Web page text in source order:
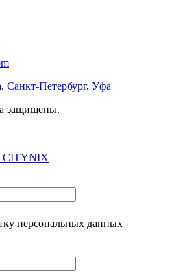
, Санкт-Петербург, Уфа
защищены.
CITYNIX
персональных данных